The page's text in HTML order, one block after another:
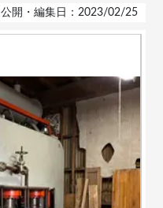
公開・編集日：2023/02/25